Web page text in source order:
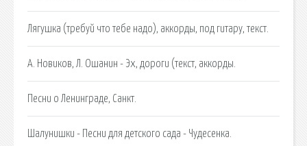
Лягушка (требуй что тебе надо), аккорды, под гитару, текст.
А. Новиков, Л. Ошанин - Эх, дороги (текст, аккорды.
Песни о Ленинграде, Санкт.
Шалунишки - Песни для детского сада - Чудесенка.